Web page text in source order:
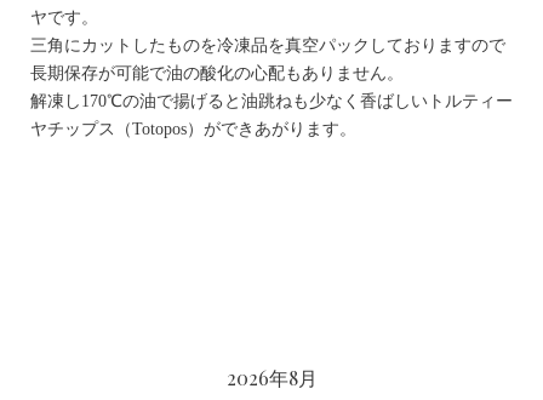
ヤです。
三角にカットしたものを冷凍品を真空パックしておりますので
長期保存が可能で油の酸化の心配もありません。
解凍し170℃の油で揚げると油跳ねも少なく香ばしいトルティー
ヤチップス（Totopos）ができあがります。
2026年8月